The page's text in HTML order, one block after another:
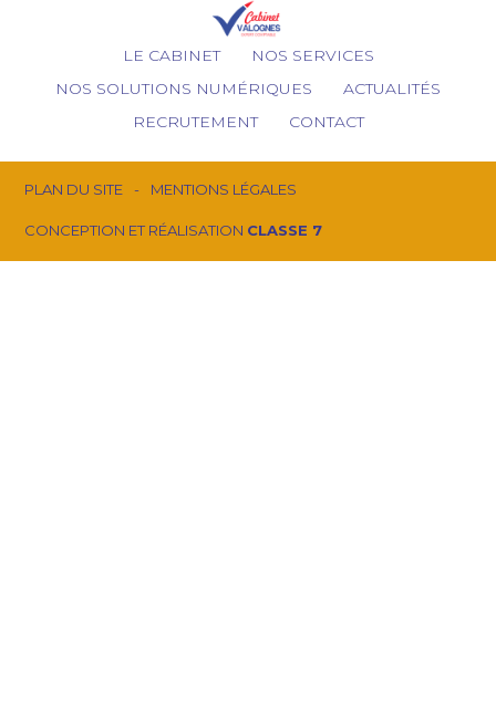
LE CABINET
NOS SERVICES
NOS SOLUTIONS NUMÉRIQUES
ACTUALITÉS
RECRUTEMENT
CONTACT
Footer
PLAN DU SITE MENTIONS LÉGALES
CONCEPTION ET RÉALISATION CLASSE 7